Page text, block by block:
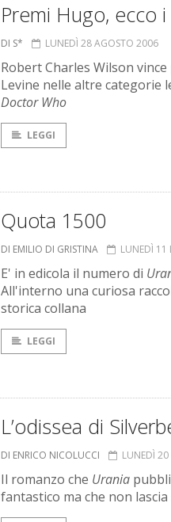
Premi Hugo, ecco
DI S* LUNEDÌ 28 AGOSTO 2006
Robert Charles Wilson
Levine nelle altre categorie
Doctor Who
LEGGI
Quota 1500
DI EMILIO DI GRISTINA LUNEDÌ 11
E' in edicola il numero di
All'interno una curiosa
storica collana
LEGGI
L’odissea di
DI ENRICO NICOLUCCI LUNEDÌ
Il romanzo che Urania
fantastico ma che non lascia